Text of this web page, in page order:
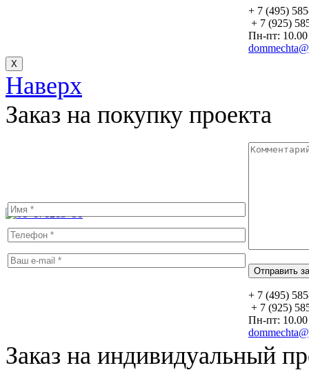
+ 7 (495)
+ 7 (925)
Пн-пт: 10.00
Х
Наверх
Заказ на покупку проекта
+ 7 (495)
+ 7 (925)
Пн-пт: 10.00
Заказ на индивидуальный